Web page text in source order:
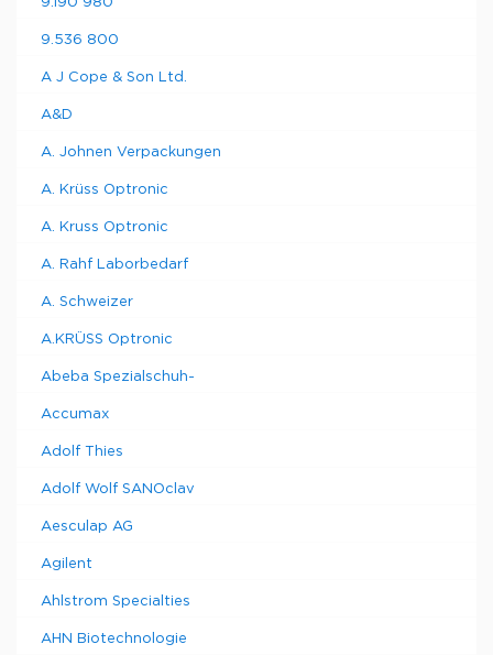
9.190 980
9.536 800
A J Cope & Son Ltd.
A&D
A. Johnen Verpackungen
A. Krüss Optronic
A. Kruss Optronic
A. Rahf Laborbedarf
A. Schweizer
A.KRÜSS Optronic
Abeba Spezialschuh-
Accumax
Adolf Thies
Adolf Wolf SANOclav
Aesculap AG
Agilent
Ahlstrom Specialties
AHN Biotechnologie